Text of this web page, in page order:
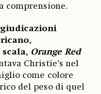
comprensione.
Orange Red
Christie’s nel
come colore
del peso di quel